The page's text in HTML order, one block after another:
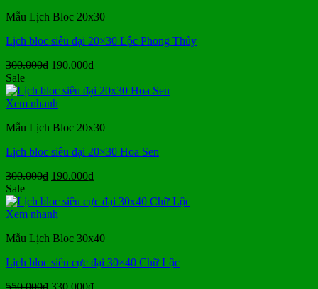
Mẫu Lịch Bloc 20x30
Lịch bloc siêu đại 20×30 Lộc Phong Thủy
300.000₫ Giá
là:
300.000₫.
190.000₫Giá
tại
Sale
Xem nhanh
Mẫu Lịch Bloc 20x30
Lịch bloc siêu đại 20×30 Hoa Sen
300.000₫ Giá
là:
300.000₫.
190.000₫Giá
tại
Sale
Xem nhanh
Mẫu Lịch Bloc 30x40
Lịch bloc siêu cực đại 30×40 Chữ Lộc
550.000₫ Giá
330.000₫Giá